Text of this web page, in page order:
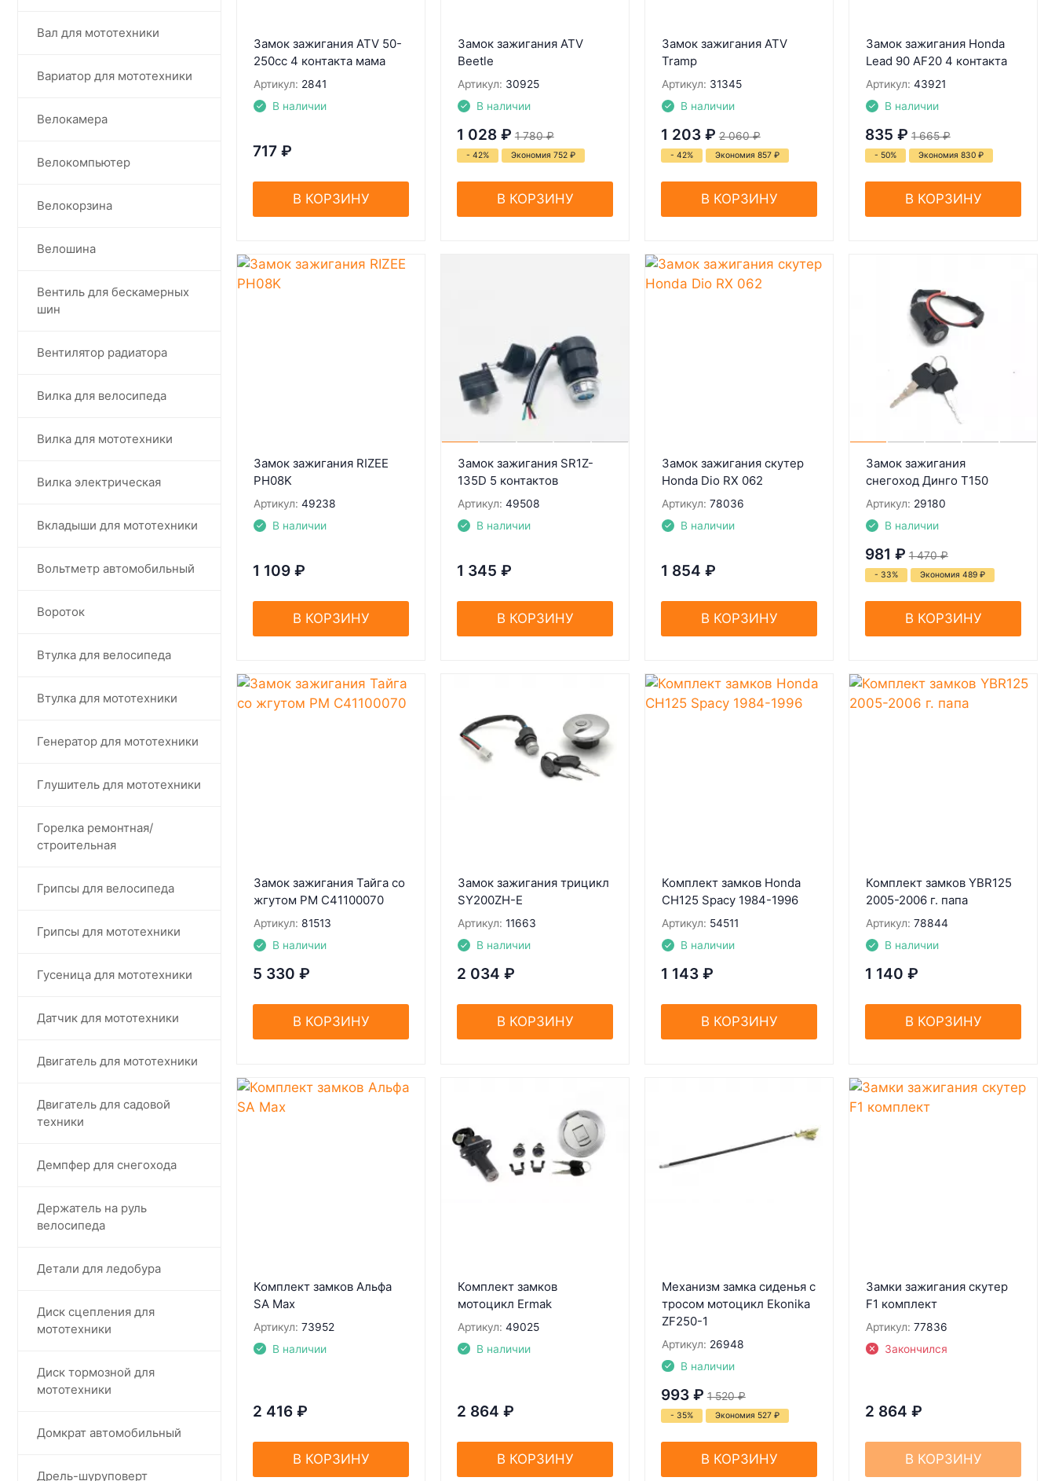
Вал для мототехники
Вариатор для мототехники
Велокамера
Велокомпьютер
Велокорзина
Велошина
Вентиль для бескамерных
шин
Вентилятор радиатора
Вилка для велосипеда
Вилка для мототехники
Вилка электрическая
Вкладыши для мототехники
Вольтметр автомобильный
Вороток
Втулка для велосипеда
Втулка для мототехники
Генератор для мототехники
Глушитель для мототехники
Горелка ремонтная/
строительная
Грипсы для велосипеда
Грипсы для мототехники
Гусеница для мототехники
Датчик для мототехники
Двигатель для мототехники
Двигатель для садовой
техники
Демпфер для снегохода
Держатель на руль
велосипеда
Детали для ледобура
Диск сцепления для
мототехники
Диск тормозной для
мототехники
Домкрат автомобильный
Дрель-шуруповерт
Замок зажигания ATV 50-
250сс 4 контакта мама
Артикул: 2841
В наличии
717 ₽
В КОРЗИНУ
Замок зажигания ATV
Beetle
Артикул: 30925
В наличии
1 028 ₽ 1 780 ₽
- 42% Экономия 752 ₽
В КОРЗИНУ
Замок зажигания ATV
Tramp
Артикул: 31345
В наличии
1 203 ₽ 2 060 ₽
- 42% Экономия 857 ₽
В КОРЗИНУ
Замок зажигания Honda
Lead 90 AF20 4 контакта
Артикул: 43921
В наличии
835 ₽ 1 665 ₽
- 50% Экономия 830 ₽
В КОРЗИНУ
Замок зажигания RIZEE
PH08K
Артикул: 49238
В наличии
1 109 ₽
В КОРЗИНУ
Замок зажигания SR1Z-
135D 5 контактов
Артикул: 49508
В наличии
1 345 ₽
В КОРЗИНУ
Замок зажигания скутер
Honda Dio RX 062
Артикул: 78036
В наличии
1 854 ₽
В КОРЗИНУ
Замок зажигания
снегоход Динго Т150
Артикул: 29180
В наличии
981 ₽ 1 470 ₽
- 33% Экономия 489 ₽
В КОРЗИНУ
Замок зажигания Тайга со
жгутом РМ С41100070
Артикул: 81513
В наличии
5 330 ₽
В КОРЗИНУ
Замок зажигания трицикл
SY200ZH-E
Артикул: 11663
В наличии
2 034 ₽
В КОРЗИНУ
Комплект замков Honda
CH125 Spacy 1984-1996
Артикул: 54511
В наличии
1 143 ₽
В КОРЗИНУ
Комплект замков YBR125
2005-2006 г. папа
Артикул: 78844
В наличии
1 140 ₽
В КОРЗИНУ
Комплект замков Альфа
SA Max
Артикул: 73952
В наличии
2 416 ₽
В КОРЗИНУ
Комплект замков
мотоцикл Ermak
Артикул: 49025
В наличии
2 864 ₽
В КОРЗИНУ
Механизм замка сиденья с
тросом мотоцикл Ekonika
ZF250-1
Артикул: 26948
В наличии
993 ₽ 1 520 ₽
- 35% Экономия 527 ₽
В КОРЗИНУ
Замки зажигания скутер
F1 комплект
Артикул: 77836
Закончился
2 864 ₽
В КОРЗИНУ